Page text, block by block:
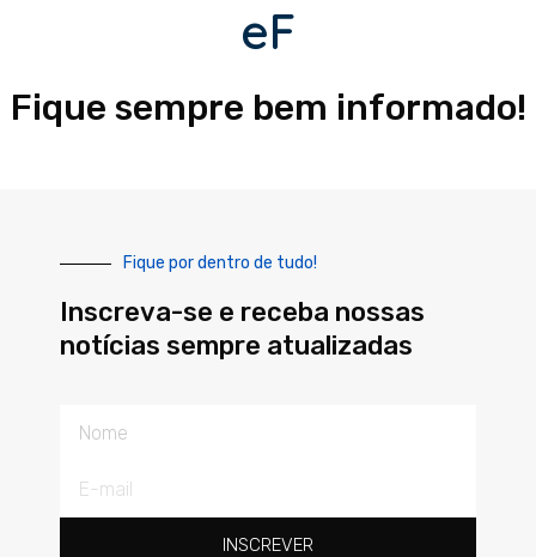
eF
Fique sempre bem informado!
Fique por dentro de tudo!
Inscreva-se e receba nossas
notícias sempre atualizadas
INSCREVER